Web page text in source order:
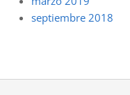
septiembre 2018